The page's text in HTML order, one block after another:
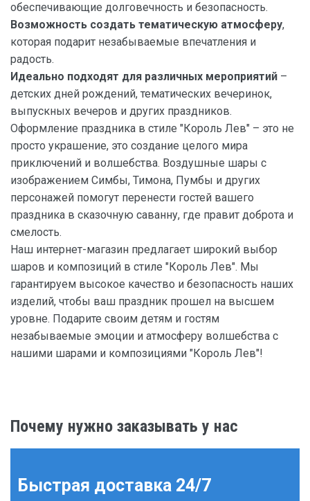
обеспечивающие долговечность и безопасность.
Возможность создать тематическую атмосферу,
которая подарит незабываемые впечатления и
радость.
Идеально подходят для различных мероприятий –
детских дней рождений, тематических вечеринок,
выпускных вечеров и других праздников.
Оформление праздника в стиле "Король Лев" – это не
просто украшение, это создание целого мира
приключений и волшебства. Воздушные шары с
изображением Симбы, Тимона, Пумбы и других
персонажей помогут перенести гостей вашего
праздника в сказочную саванну, где правит доброта и
смелость.
Наш интернет-магазин предлагает широкий выбор
шаров и композиций в стиле "Король Лев". Мы
гарантируем высокое качество и безопасность наших
изделий, чтобы ваш праздник прошел на высшем
уровне. Подарите своим детям и гостям
незабываемые эмоции и атмосферу волшебства с
нашими шарами и композициями "Король Лев"!
Почему нужно заказывать у нас
Быстрая доставка 24/7